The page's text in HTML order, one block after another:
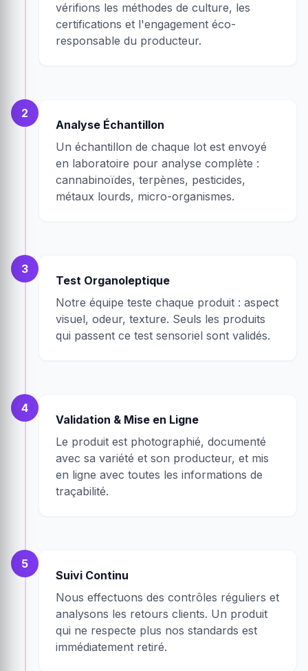
vérifions les méthodes de culture, les
certifications et l'engagement éco-
responsable du producteur.
2
Analyse Échantillon
Un échantillon de chaque lot est envoyé
en laboratoire pour analyse complète :
cannabinoïdes, terpènes, pesticides,
métaux lourds, micro-organismes.
3
Test Organoleptique
Notre équipe teste chaque produit : aspect
visuel, odeur, texture. Seuls les produits
qui passent ce test sensoriel sont validés.
4
Validation & Mise en Ligne
Le produit est photographié, documenté
avec sa variété et son producteur, et mis
en ligne avec toutes les informations de
traçabilité.
5
Suivi Continu
Nous effectuons des contrôles réguliers et
analysons les retours clients. Un produit
qui ne respecte plus nos standards est
immédiatement retiré.